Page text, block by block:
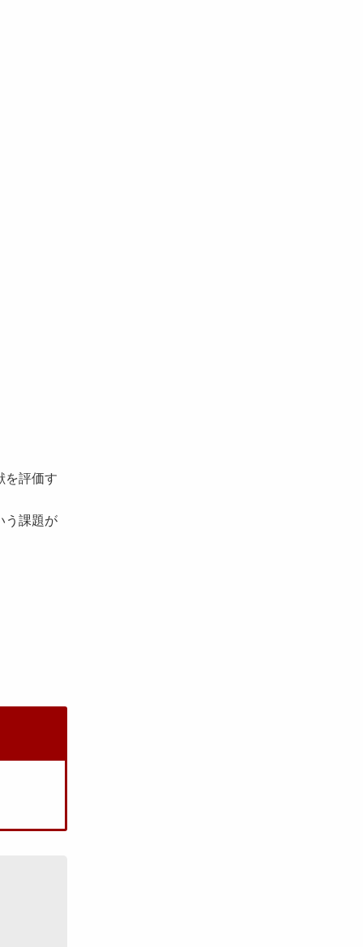
を評価す
う課題が